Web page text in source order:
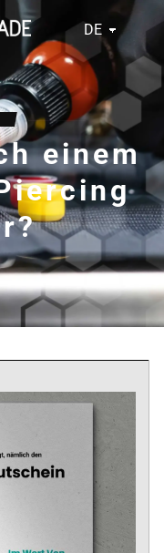
DE
einem